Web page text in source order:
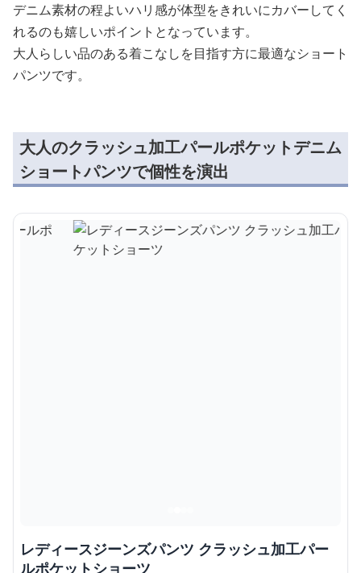
デニム素材の程よいハリ感が体型をきれいにカバーしてく
れるのも嬉しいポイントとなっています。
大人らしい品のある着こなしを目指す方に最適なショート
パンツです。
大人のクラッシュ加工パールポケットデニム
ショートパンツで個性を演出
レディースジーンズパンツ クラッシュ加工パー
ルポケットショーツ